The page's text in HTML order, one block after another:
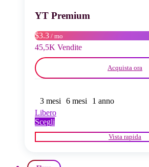
scelte
pagina
del
prodotto
YT Premium
$3.3 / mo
45,5K Vendite
Acquista ora
3 mesi 6 mesi
1 anno
Libero
Scegli
prodotto
ha
varianti.
Vista rapida